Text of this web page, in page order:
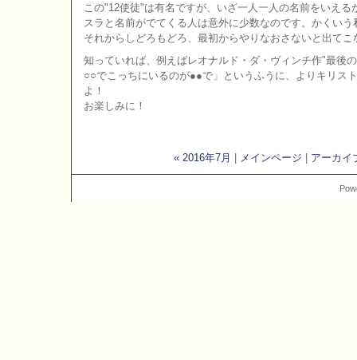
この"12使徒"は有名ですが、いざ一人一人の名前をいえ
スラと名前がでてくる人は意外に少数なのです。かくい
それからしどろもどろ、最初からやりなおさないと出て
知っていれば、例えばレオナルド・ダ・ヴィンチ作"最後
○○でこっちにいるのが●●で」というふうに、よりキリス
よ！
お楽しみに！
« 2016年7月 メインページ アーカイ